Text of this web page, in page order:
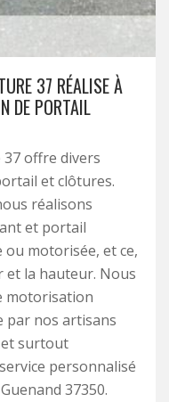
37 RÉALISE À
DE PORTAIL
offre divers
et clôtures.
réalisons
et portail
motorisée, et ce,
et la hauteur. Nous
motorisation
par nos artisans
surtout
personnalisé
37350.